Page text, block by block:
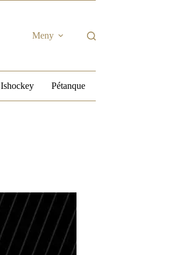
Meny
Ishockey Pétanque